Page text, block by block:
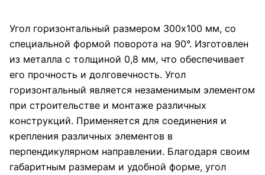
Угол горизонтальный размером 300x100 мм, со
специальной формой поворота на 90°. Изготовлен
из металла с толщиной 0,8 мм, что обеспечивает
его прочность и долговечность. Угол
горизонтальный является незаменимым элементом
при строительстве и монтаже различных
конструкций. Применяется для соединения и
крепления различных элементов в
перпендикулярном направлении. Благодаря своим
габаритным размерам и удобной форме, угол